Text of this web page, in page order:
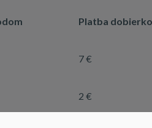
Platba
7 €
2 €